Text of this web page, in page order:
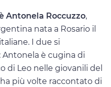
Antonela Roccuzzo,
nata a Rosario il
I due si
è cugina di
di Leo nelle giovanili del
ha più volte raccontato di